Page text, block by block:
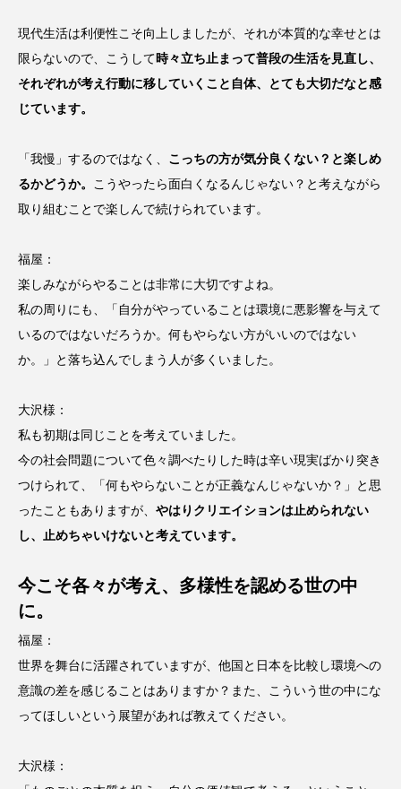
現代生活は利便性こそ向上しましたが、それが本質的な幸せとは
限らないので、こうして時々立ち止まって普段の生活を見直し、
それぞれが考え行動に移していくこと自体、とても大切だなと感
じています。
「我慢」するのではなく、 こっちの方が気分良くない？と楽しめ
るかどうか。
こうやったら面白くなるんじゃない？と考えながら
取り組むことで楽しんで続けられています。
福屋：
楽しみながらやることは非常に大切ですよね。
私の周りにも、「自分がやっていることは環境に悪影響を与えて
いるのではないだろうか。何もやらない方がいいのではない
か。」と落ち込んでしまう人が多くいました。
大沢様：
私も初期は同じことを考えていました。
今の社会問題について色々調べたりした時は辛い現実ばかり突き
つけられて、「何もやらないことが正義なんじゃないか？」と思
ったこともありますが、 やはりクリエイションは止められない
し、止めちゃいけないと考えています。
今こそ各々が考え、多様性を認める世の中
に。
福屋：
世界を舞台に活躍されていますが、他国と日本を比較し環境への
意識の差を感じることはありますか？また、こういう世の中にな
ってほしいという展望があれば教えてください。
大沢様：